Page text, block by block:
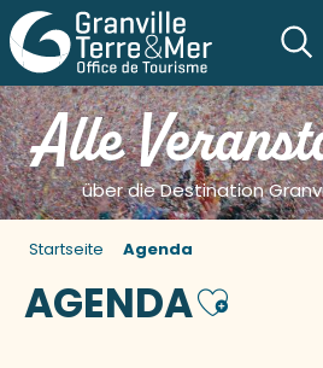
Alle
über die Destination
Startseite Agenda
AGENDAAjouter